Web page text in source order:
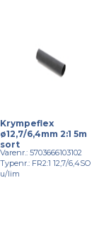
Krympeflex
ø12,7/6,4mm 2:1 5m
sort
Varenr.: 5703666103102
Typenr.: FR2:1 12,7/6,4SO
u/lim